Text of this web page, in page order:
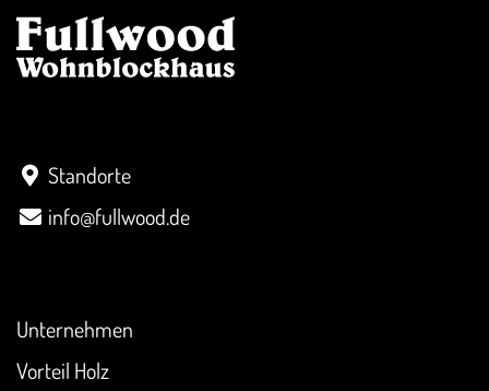
Standorte
info@fullwood.de
Unternehmen
Vorteil Holz